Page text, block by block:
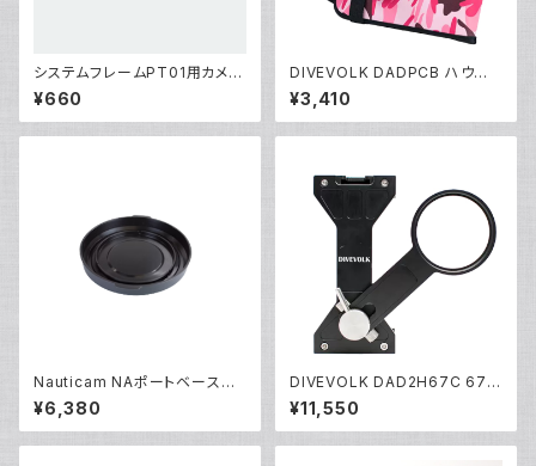
システムフレームPT01用カメラ
固定ネジ[部品]
¥660
DIVEVOLK DADPCB ハウジ
ング専用ケース [70180/7018
1]
¥3,410
Nauticam NAポートベースリ
アキャップ [20307]
¥6,380
DIVEVOLK DAD2H67C 67m
m エクスパンションクランプ [21
690]
¥11,550